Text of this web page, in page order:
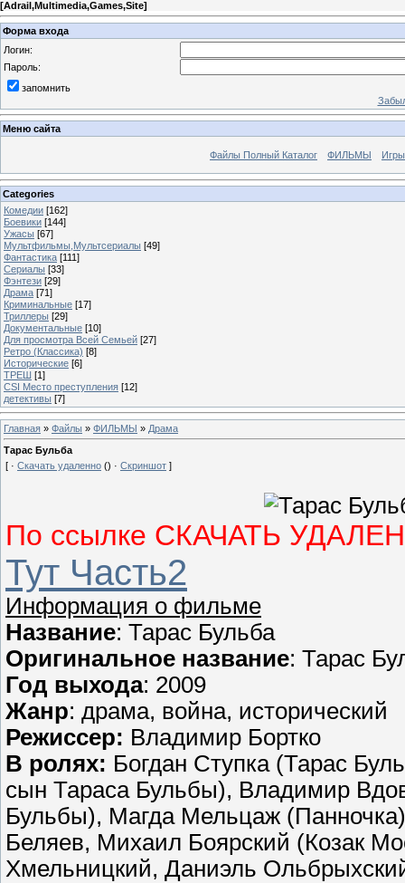
[Adrail,Multimedia,Games,Site]
Форма входа
Логин:
Пароль:
запомнить
Меню сайта
Файлы Полный Каталог ФИЛЬМЫ
Categories
Комедии [162]
Боевики [144]
Ужасы [67]
Мультфильмы,Мультсериалы [49]
Фантастика [111]
Сериалы [33]
Фэнтези [29]
Драма [71]
Криминальные [17]
Триллеры [29]
Документальные [10]
Для просмотра Всей Семьей [27]
Ретро (Классика) [8]
Исторические [6]
ТРЕШ [1]
CSI Место преступления [12]
детективы [7]
Главная » Файлы » ФИЛЬМЫ » Драма
Тарас Бульба
[ · Скачать удаленно () · Скриншот ]
По ссылке СКАЧАТЬ
Тут Часть2
Информация о фильме
Название: Тарас Бульба
Оригинальное название: Тарас
Год выхода: 2009
Жанр: драма, война, исторический
Режиссер: Владимир Бортко
В ролях: Богдан Ступка (Тарас
сын Тараса Бульбы), Владимир
Бульбы), Магда Мельцаж
Беляев, Михаил Боярский (Козак
Хмельницкий, Даниэль